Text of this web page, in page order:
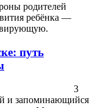
родителей
ребёнка —
путь
3
и запоминающийся